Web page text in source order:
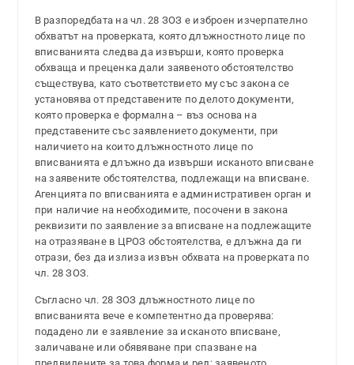
В разпоредбата на чл. 28 ЗОЗ е изброен изчерпателно
обхватът на проверката, която длъжностното лице по
вписванията следва да извърши, която проверка
обхваща и преценка дали заявеното обстоятелство
съществува, като съответствието му със закона се
установява от представените по делото документи,
която проверка е формална – въз основа на
представените със заявлението документи, при
наличието на които длъжностното лице по
вписванията е длъжно да извърши исканото вписване
на заявените обстоятелства, подлежащи на вписване.
Агенцията по вписванията е административен орган и
при наличие на необходимите, посочени в закона
реквизити по заявление за вписване на подлежащите
на отразяване в ЦРОЗ обстоятелства, е длъжна да ги
отрази, без да излиза извън обхвата на проверката по
чл. 28 ЗОЗ.
Съгласно чл. 28 ЗОЗ длъжностното лице по
вписванията вече е компетентно да проверява:
подадено ли е заявление за исканото вписване,
заличаване или обявяване при спазване на